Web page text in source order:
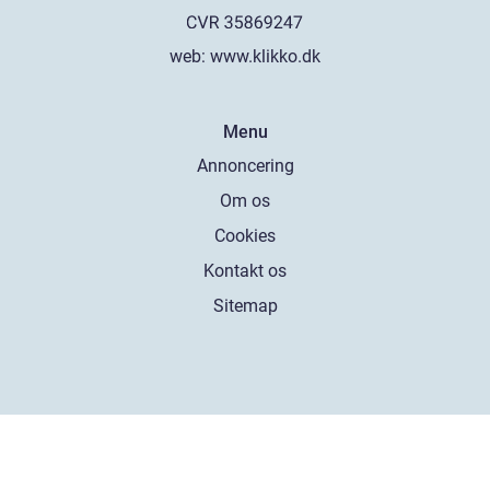
web: www.klikko.dk
Menu
Annoncering
Om os
Cookies
Kontakt os
Sitemap